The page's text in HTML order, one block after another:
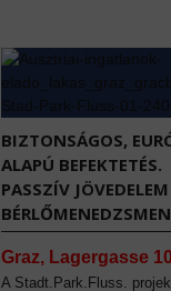
BIZTONSÁGOS,
ALAPÚ BEFEKTETÉS.
PASSZÍV JÖVEDELEM
Graz, Lagergasse
A Stadt.Park.Fluss.